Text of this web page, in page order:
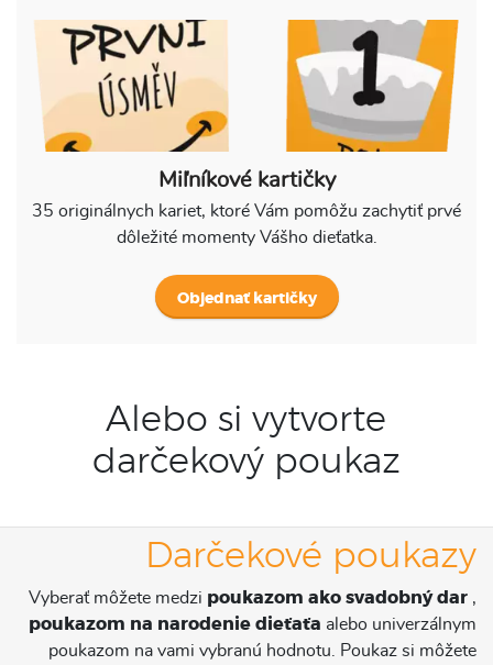
Miľníkové kartičky
35 originálnych kariet, ktoré Vám pomôžu zachytiť prvé
dôležité momenty Vášho dieťatka.
Objednať kartičky
Alebo si vytvorte
darčekový poukaz
Darčekové poukazy
Vyberať môžete medzi poukazom ako svadobný dar ,
poukazom na narodenie dieťaťa alebo univerzálnym
poukazom na vami vybranú hodnotu. Poukaz si môžete